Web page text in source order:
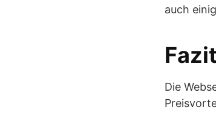
auch
Fazit
Die